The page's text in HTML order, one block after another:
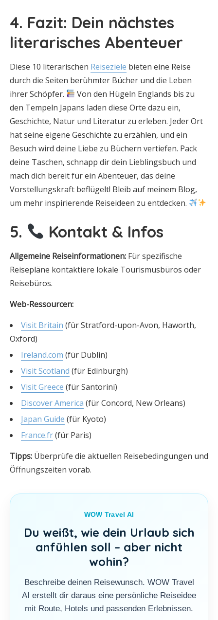
4. Fazit: Dein nächstes
literarisches Abenteuer
Diese 10 literarischen Reiseziele bieten eine Reise
durch die Seiten berühmter Bücher und die Leben
ihrer Schöpfer.
Von den Hügeln Englands bis zu
den Tempeln Japans laden diese Orte dazu ein,
Geschichte, Natur und Literatur zu erleben. Jeder Ort
hat seine eigene Geschichte zu erzählen, und ein
Besuch wird deine Liebe zu Büchern vertiefen. Pack
deine Taschen, schnapp dir dein Lieblingsbuch und
mach dich bereit für ein Abenteuer, das deine
Vorstellungskraft beflügelt! Bleib auf meinem Blog,
um mehr inspirierende Reiseideen zu entdecken.
5. Kontakt & Infos
Allgemeine Reiseinformationen: Für spezifische
Reisepläne kontaktiere lokale Tourismusbüros oder
Reisebüros.
Web-Ressourcen:
Visit Britain (für Stratford-upon-Avon, Haworth,
Oxford)
Ireland.com (für Dublin)
Visit Scotland (für Edinburgh)
Visit Greece (für Santorini)
Discover America (für Concord, New Orleans)
Japan Guide (für Kyoto)
France.fr(für Paris)
Tipps: Überprüfe die aktuellen Reisebedingungen und
Öffnungszeiten vorab.
WOW Travel AI
Du weißt, wie dein Urlaub sich
anfühlen soll – aber nicht
wohin?
Beschreibe deinen Reisewunsch. WOW Travel
AI erstellt dir daraus eine persönliche Reiseidee
mit Route, Hotels und passenden Erlebnissen.